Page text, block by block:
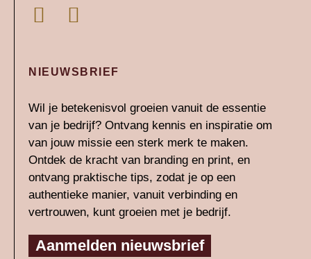
L
k
e
d
i
n
-
i
n
I
t
a
g
r
a
m
NIEUWSBRIEF
Wil je betekenisvol groeien vanuit de essentie
van je bedrijf? Ontvang kennis en inspiratie om
van jouw missie een sterk merk te maken.
Ontdek de kracht van branding en print, en
ontvang praktische tips, zodat je op een
authentieke manier, vanuit verbinding en
vertrouwen, kunt groeien met je bedrijf.
Aanmelden nieuwsbrief